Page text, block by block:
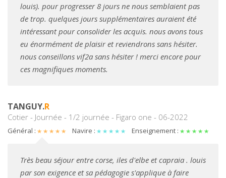
louis). pour progresser 8 jours ne nous semblaient pas
de trop. quelques jours supplémentaires auraient été
intéressant pour consolider les acquis. nous avons tous
eu énormément de plaisir et reviendrons sans hésiter.
nous conseillons vif2a sans hésiter ! merci encore pour
ces magnifiques moments.
TANGUY.R
Cotier - Journée - 1/2 journée - Figaro one - 06-2022
Général : Navire : Enseignement :
Très beau séjour entre corse, iles d'elbe et capraia . louis
par son exigence et sa pédagogie s'applique à faire